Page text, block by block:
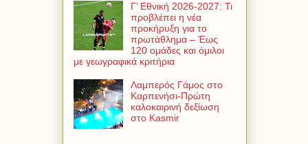
Γ’ Εθνική 2026-2027: Τι
προβλέπει η νέα
προκήρυξη για το
πρωτάθλημα – Έως
120 ομάδες και όμιλοι
με γεωγραφικά κριτήρια
Λαμπερός Γάμος στο
Καρπενήσι-Πρώτη
καλοκαιρινή δεξίωση
στο Kasmir